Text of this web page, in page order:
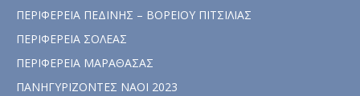
ΠΕΡΙΦΕΡΕΙΑ ΠΕΔΙΝΗΣ – ΒΟΡΕΙΟΥ ΠΙΤΣΙΛΙΑΣ
ΠΕΡΙΦΕΡΕΙΑ ΣΟΛΕΑΣ
ΠΕΡΙΦΕΡΕΙΑ ΜΑΡΑΘΑΣΑΣ
ΠΑΝΗΓΥΡΙΖΟΝΤΕΣ ΝΑΟΙ 2023